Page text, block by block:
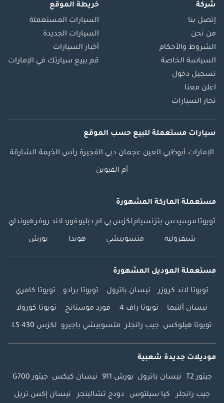
شركة
إتصل بنا
من نحن
الشروط والأحكام
السياسة الخاصة
تسجيل دخول
اعلن معنا
تجار السيارات
خريطة الموقع
السيارات المستعملة
السيارات الجديدة
أخبار السيارات
قم ببيع سيارتك في الإمارات
سيارات مستعملة للبيع حسب الموقع
الإمارات أبوظبي العين عجمان دبي الفجيرة رأس الخيمة الشارقة
أم القيوين
مستعملة الماركة المشهورة
تويوتا مرسيدس بنزنسياملكزس بي ام دبليوفوردلاند روفرهيونداي
شيفروليه متسوبيشي هوندا بورش
مستعملة الموديل المشهورة
تويوتا لاند كروزر نيسان باترول تويوتا برادو تويوتا كامري
نيسان ألتيما تويوتا راف 4 فورد موستانج تويوتا كورولا
تويوتا هيلوكس جيب رانجلر متسوبيشي باجيرو لكزس LS 430
موديلات جديدة شعبية
جيتور T2 نيسان باترول بورش 911 نيسان كيكس جيتور G700
جيب رانجلر كيا سيلتوس دودج تشالينجر نيسان إكس تريل